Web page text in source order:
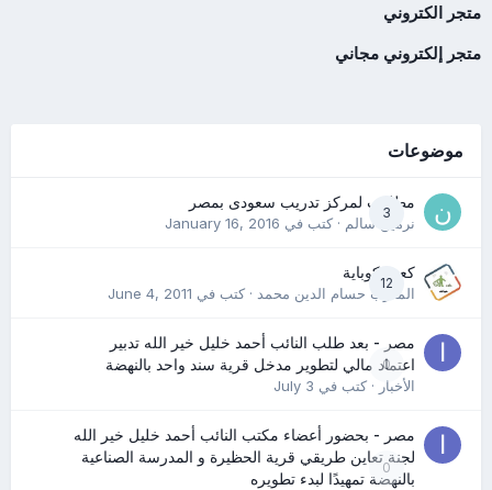
متجر الكتروني
متجر إلكتروني مجاني
موضوعات
3
مطلوب لمركز تدريب سعودى بمصر
نرمين سالم· كتب في January 16, 2016
12
كعب كوباية
المدرب حسام الدين محمد· كتب في June 4, 2011
0
مصر - بعد طلب النائب أحمد خليل خير الله تدبير
اعتماد مالي لتطوير مدخل قرية سند واحد بالنهضة
الأخبار· كتب في July 3
0
مصر - بحضور أعضاء مكتب النائب أحمد خليل خير الله
لجنة تعاين طريقي قرية الحظيرة و المدرسة الصناعية
بالنهضة تمهيدًا لبدء تطويره